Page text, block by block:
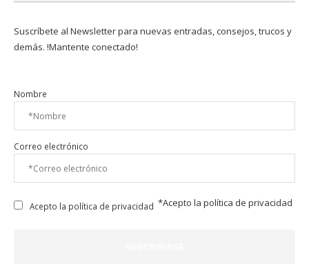
Suscríbete al Newsletter para nuevas entradas, consejos, trucos y
demás. !Mantente conectado!
Nombre
Correo electrónico
Acepto la política de privacidad *Acepto la política de privacidad